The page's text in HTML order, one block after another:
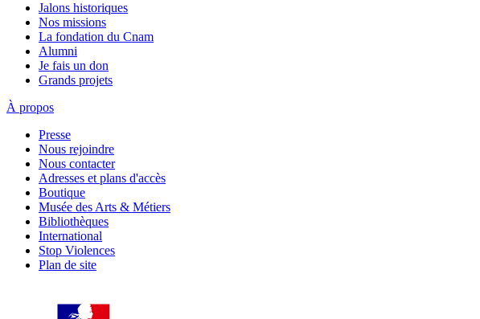
Jalons historiques
Nos missions
La fondation du Cnam
Alumni
Je fais un don
Grands projets
À propos
Presse
Nous rejoindre
Nous contacter
Adresses et plans d'accès
Boutique
Musée des Arts & Métiers
Bibliothèques
International
Stop Violences
Plan de site